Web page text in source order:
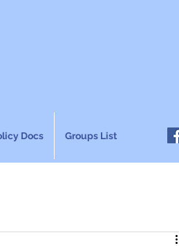
Docs Groups List